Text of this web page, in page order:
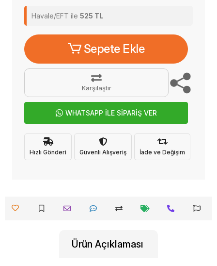
Havale/EFT ile 525 TL
Sepete Ekle
Karşılaştır
WHATSAPP İLE SİPARİŞ VER
Hızlı Gönderi Güvenli Alışveriş İade ve Değişim
Ürün Açıklaması